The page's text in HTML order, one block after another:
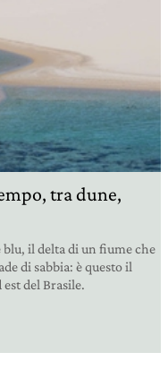
tra dune,
blu, il delta di un fiume che
di sabbia: è questo il
del Brasile.